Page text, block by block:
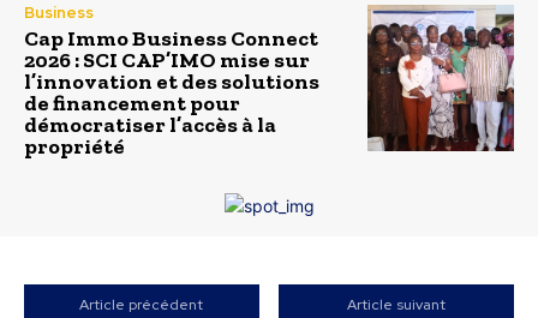
Business
Cap Immo Business Connect
2026 : SCI CAP’IMO mise sur
l’innovation et des solutions
de financement pour
démocratiser l’accès à la
propriété
Article précédent Article suivant